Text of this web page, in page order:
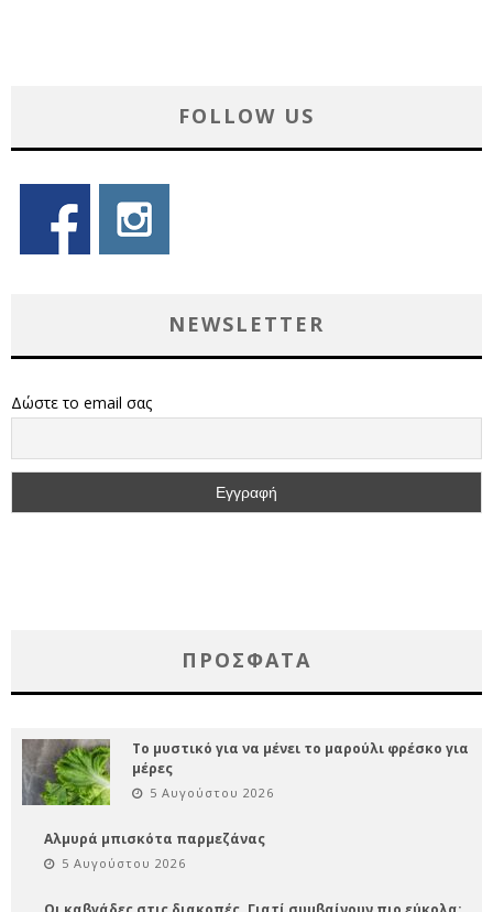
FOLLOW US
NEWSLETTER
Δώστε το email σας
ΠΡΌΣΦΑΤΑ
Το μυστικό για να μένει το μαρούλι φρέσκο για
μέρες
5 Αυγούστου 2026
Αλμυρά μπισκότα παρμεζάνας
5 Αυγούστου 2026